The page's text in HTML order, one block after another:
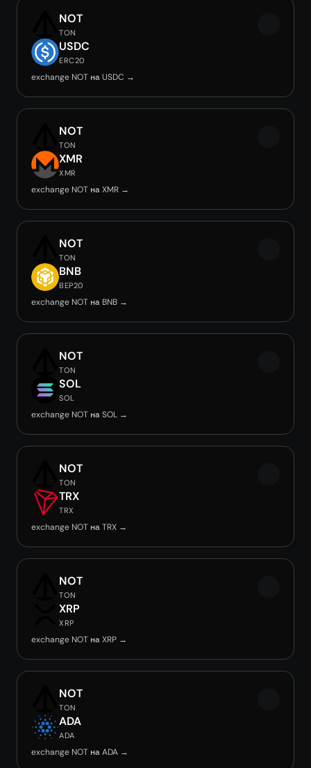
NOT
TON
USDC
ERC20
exchange NOT на USDC →
NOT
TON
XMR
XMR
exchange NOT на XMR →
NOT
TON
BNB
BEP20
exchange NOT на BNB →
NOT
TON
SOL
SOL
exchange NOT на SOL →
NOT
TON
TRX
TRX
exchange NOT на TRX →
NOT
TON
XRP
XRP
exchange NOT на XRP →
NOT
TON
ADA
ADA
exchange NOT на ADA →